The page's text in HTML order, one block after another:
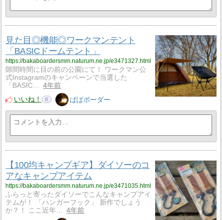
見た目◎機能◎ワークマンテント
「BASICドームテント」
https://bakaboardersmm.naturum.ne.jp/e3471327.html
隙間時間に目の前の公園にて！ ワークマン公
式Instagramのキャンペーンで当選した
「BASIC…
4年前
いいね！
0 ぱぱボーダー
【100均キャンプギア】ダイソーのコ
アなキャンプアイテム
https://bakaboardersmm.naturum.ne.jp/e3471035.html
ふらっと寄ったダイソーでこんなキャンプアイ
テムが！ 「ハンガーフック」 新作でしょう
か？！ ここ近年…
4年前